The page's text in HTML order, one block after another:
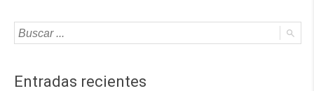
Entradas recientes